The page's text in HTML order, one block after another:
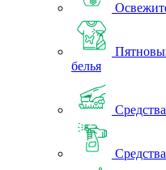
белья